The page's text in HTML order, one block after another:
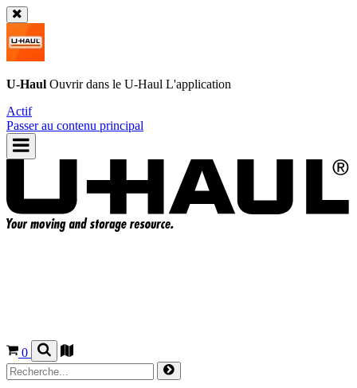
U-Haul Ouvrir dans le U-Haul L'application
Actif
Passer au contenu principal
0